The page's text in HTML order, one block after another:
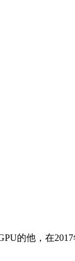
的他，在